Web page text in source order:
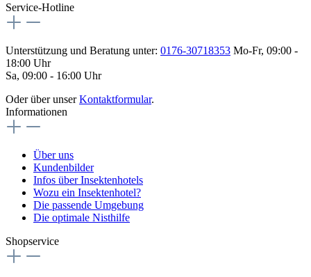
Service-Hotline
Unterstützung und Beratung unter: 0176-30718353 Mo-Fr, 09:00 -
18:00 Uhr
Sa, 09:00 - 16:00 Uhr
Oder über unserKontaktformular.
Informationen
Über uns
Kundenbilder
Infos über Insektenhotels
Wozu ein Insektenhotel?
Die passende Umgebung
Die optimale Nisthilfe
Shopservice